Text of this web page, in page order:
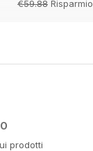
€59.88 Risparmio
prodotti